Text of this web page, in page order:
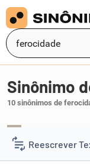
Reescrever
Sinônimo
10 sinônimos de